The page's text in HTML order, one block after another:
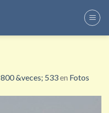
800 &veces; 533en Fotos